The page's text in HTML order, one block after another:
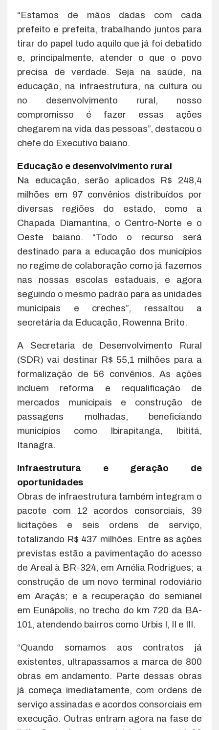
“Estamos de mãos dadas com cada
prefeito e prefeita, trabalhando juntos para
tirar do papel tudo aquilo que já foi debatido
e, principalmente, atender o que o povo
precisa de verdade. Seja na saúde, na
educação, na infraestrutura, na cultura ou
no desenvolvimento rural, nosso
compromisso é fazer essas ações
chegarem na vida das pessoas”, destacou o
chefe do Executivo baiano.
Educação e desenvolvimento rural
Na educação, serão aplicados R$ 248,4
milhões em 97 convênios distribuídos por
diversas regiões do estado, como a
Chapada Diamantina, o Centro-Norte e o
Oeste baiano. “Todo o recurso será
destinado para a educação dos municípios
no regime de colaboração como já fazemos
nas nossas escolas estaduais, e agora
seguindo o mesmo padrão para as unidades
municipais e creches”, ressaltou a
secretária da Educação, Rowenna Brito.
A Secretaria de Desenvolvimento Rural
(SDR) vai destinar R$ 55,1 milhões para a
formalização de 56 convênios. As ações
incluem reforma e requalificação de
mercados municipais e construção de
passagens molhadas, beneficiando
municípios como Ibirapitanga, Ibititá,
Itanagra.
Infraestrutura e geração de
oportunidades
Obras de infraestrutura também integram o
pacote com 12 acordos consorciais, 39
licitações e seis ordens de serviço,
totalizando R$ 437 milhões. Entre as ações
previstas estão a pavimentação do acesso
de Areal à BR-324, em Amélia Rodrigues; a
construção de um novo terminal rodoviário
em Araçás; e a recuperação do semianel
em Eunápolis, no trecho do km 720 da BA-
101, atendendo bairros como Urbis I, II e III.
“Quando somamos aos contratos já
existentes, ultrapassamos a marca de 800
obras em andamento. Parte dessas obras
já começa imediatamente, com ordens de
serviço assinadas e acordos consorciais em
execução. Outras entram agora na fase de